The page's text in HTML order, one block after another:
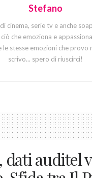
Stefano
cinema, serie tv e anche
che emoziona e
stesse emozioni che provo
scrivo... spero di riuscirci!
dati auditel